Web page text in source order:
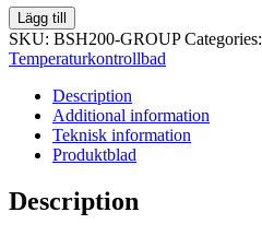
med
uppvärmt
lock
Lägg till
SKU: BSH200-GROUP Categories:
Temperaturkontrollbad
Description
Additional information
Teknisk information
Produktblad
Description